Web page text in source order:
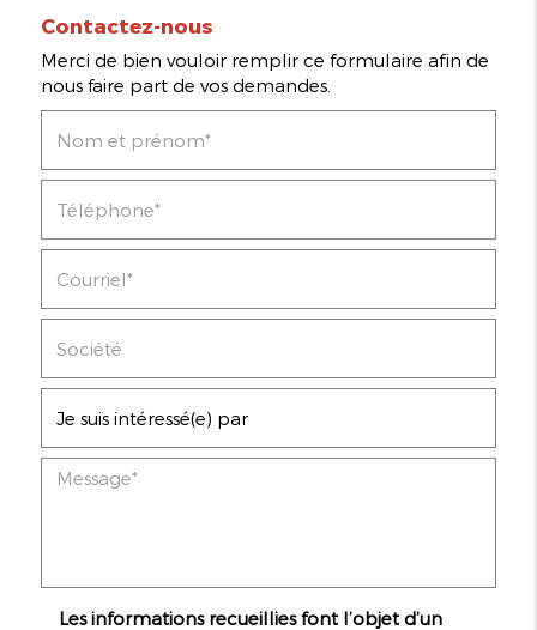
Contactez-nous
Merci de bien vouloir remplir ce formulaire afin de
nous faire part de vos demandes.
Les informations recueillies font l’objet d’un